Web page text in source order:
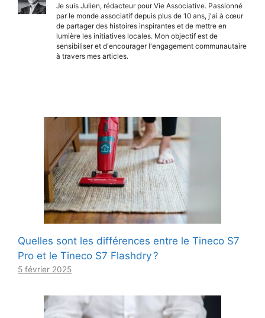
Je suis Julien, rédacteur pour Vie Associative. Passionné
par le monde associatif depuis plus de 10 ans, j'ai à cœur
de partager des histoires inspirantes et de mettre en
lumière les initiatives locales. Mon objectif est de
sensibiliser et d'encourager l'engagement communautaire
à travers mes articles.
Quelles sont les différences entre le Tineco S7
Pro et le Tineco S7 Flashdry ?
5 février 2025